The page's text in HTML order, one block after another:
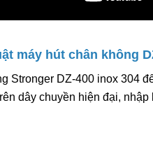
máy hút chân không
Stronger DZ-400 inox 304
dây chuyền hiện đại,